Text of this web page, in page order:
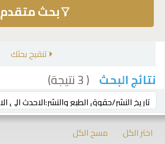
بحث متقدم
تنقيح بحثك
نتائج البحث ( 3 نتيجة)
ترتيب بواسطة:
اختر الكل
مسح الكل